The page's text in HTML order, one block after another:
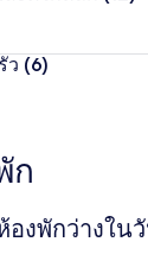
ว (6)
ก
งพักว่างใน